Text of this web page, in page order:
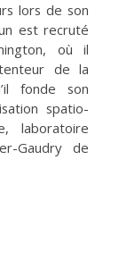
lors de son
est recruté
où il
de la
fonde son
spatio-
laboratoire
Gaudry de